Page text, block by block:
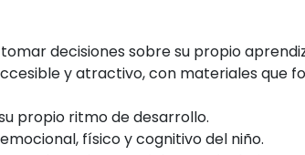
decisiones sobre su propio
y atractivo, con materiales que
propio ritmo de desarrollo.
físico y cognitivo del niño.